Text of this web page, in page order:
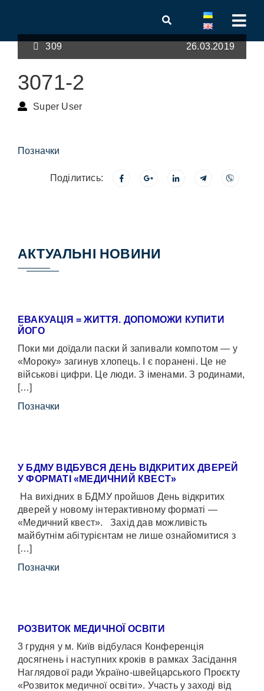
309 26.03.2019
3071-2
Super User
Позначки
Поділитись:
АКТУАЛЬНІ НОВИНИ
ЕВАКУАЦІЯ = ЖИТТЯ. ДОПОМОЖИ КУПИТИ
ЙОГО
Поки ми доїдали паски й запивали компотом — у
«Мороку» загинув хлопець. І є поранені. Це не
військові цифри. Це люди. З іменами. З родинами,
[…]
Позначки
У БДМУ ВІДБУВСЯ ДЕНЬ ВІДКРИТИХ ДВЕРЕЙ
У ФОРМАТІ «МЕДИЧНИЙ КВЕСТ»
На вихідних в БДМУ пройшов День відкритих
дверей у новому інтерактивному форматі —
«Медичний квест». Захід дав можливість
майбутнім абітурієнтам не лише ознайомитися з
[…]
Позначки
РОЗВИТОК МЕДИЧНОЇ ОСВІТИ
3 грудня у м. Київ відбулася Конференція
досягнень і наступних кроків в рамках Засідання
Наглядової ради Україно-швейцарського Проєкту
«Розвиток медичної освіти». Участь у заході від